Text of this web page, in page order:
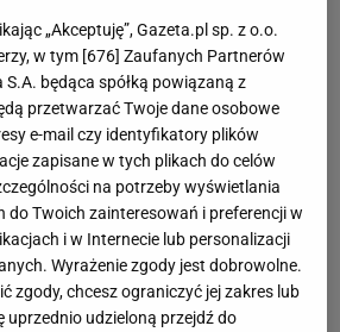
„Akceptuję”, Gazeta.pl sp. z o.o.
w tym [676] Zaufanych Partnerów
S.A. będąca spółką powiązaną z
przetwarzać Twoje dane osobowe
e-mail czy identyfikatory plików
zapisane w tych plikach do celów
na potrzeby wyświetlania
do Twoich zainteresowań i preferencji w
i w Internecie lub personalizacji
Wyrażenie zgody jest dobrowolne.
zgody, chcesz ograniczyć jej zakres lub
uprzednio udzieloną przejdź do